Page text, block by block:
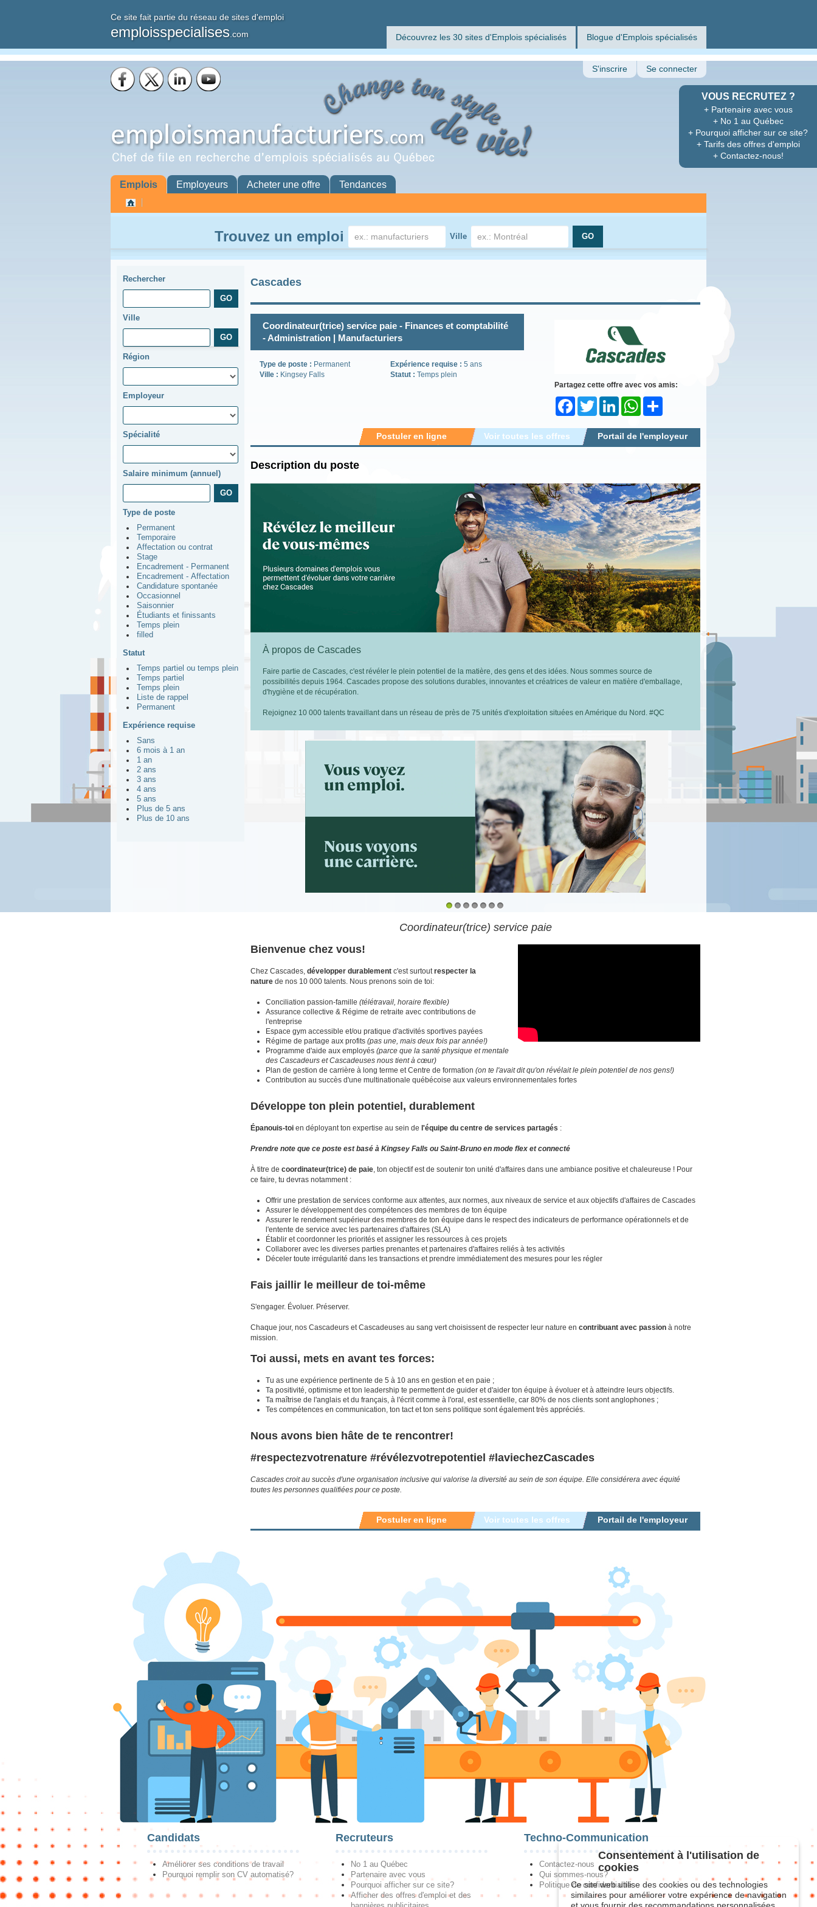
Ce site fait partie du réseau de sites d'emploi
emploisspecialises .com Découvrez les 30 sites d'Emplois spécialisés Blogue d'Emplois spécialisés
VOUS RECRUTEZ ?
+ Partenaire avec vous
+ No 1 au Québec
+ Pourquoi afficher sur ce site?
+ Tarifs des offres d'emploi
+ Contactez-nous!
S'inscrire Se connecter
Emplois Employeurs Acheter une offre Tendances
Trouvez un emploi Ville
Rechercher
Ville
Région
Employeur
Spécialité
Salaire minimum (annuel)
Type de poste
Permanent
Temporaire
Affectation ou contrat
Stage
Encadrement - Permanent
Encadrement - Affectation
Candidature spontanée
Occasionnel
Saisonnier
Étudiants et finissants
Temps plein
filled
Statut
Temps partiel ou temps plein
Temps partiel
Temps plein
Liste de rappel
Permanent
Expérience requise
Sans
6 mois à 1 an
1 an
2 ans
3 ans
4 ans
5 ans
Plus de 5 ans
Plus de 10 ans
Cascades
Coordinateur(trice) service paie - Finances et comptabilité
- Administration | Manufacturiers
Type de poste : Permanent
Ville : Kingsey Falls
Expérience requise : 5 ans
Statut : Temps plein
Partagez cette offre avec vos amis:
FacebookTwitter LinkedIn WhatsApp
Portail de l'employeur
Voir toutes les offres
Postuler en ligne
Description du poste
À propos de Cascades
Faire partie de Cascades, c'est révéler le plein potentiel de la matière, des gens et des idées. Nous sommes source de
possibilités depuis 1964. Cascades propose des solutions durables, innovantes et créatrices de valeur en matière d'emballage,
d'hygiène et de récupération.
Rejoignez 10 000 talents travaillant dans un réseau de près de 75 unités d'exploitation situées en Amérique du Nord. #QC
Coordinateur(trice) service paie
Bienvenue chez vous!
Chez Cascades, développer durablement c'est surtoutrespecter la
nature de nos 10 000 talents. Nous prenons soin de toi:
Conciliation passion-famille (télétravail, horaire flexible)
Assurance collective & Régime de retraite avec contributions de
l'entreprise
Espace gym accessible et/ou pratique d'activités sportives payées
Régime de partage aux profits (pas une, mais deux fois par année!)
Programme d'aide aux employés (parce que la santé physique et mentale
des Cascadeurs et Cascadeuses nous tient à cœur)
Plan de gestion de carrière à long terme et Centre de formation (on te l'avait dit qu'on révélait le plein potentiel de nos gens!)
Contribution au succès d'une multinationale québécoise aux valeurs environnementales fortes
Développe ton plein potentiel, durablement
Épanouis-toi en déployant ton expertise au sein de l'équipe du centre de services partagés :
Prendre note que ce poste est basé à Kingsey Falls ou Saint-Bruno en mode flex et connecté
À titre de coordinateur(trice) de paie, ton objectif est de soutenir ton unité d'affaires dans une ambiance positive et chaleureuse ! Pour
ce faire, tu devras notamment :
Offrir une prestation de services conforme aux attentes, aux normes, aux niveaux de service et aux objectifs d'affaires de Cascades
Assurer le développement des compétences des membres de ton équipe
Assurer le rendement supérieur des membres de ton équipe dans le respect des indicateurs de performance opérationnels et de
l'entente de service avec les partenaires d'affaires (SLA)
Établir et coordonner les priorités et assigner les ressources à ces projets
Collaborer avec les diverses parties prenantes et partenaires d'affaires reliés à tes activités
Déceler toute irrégularité dans les transactions et prendre immédiatement des mesures pour les régler
Fais jaillir le meilleur de toi-même
S'engager. Évoluer. Préserver.
Chaque jour, nos Cascadeurs et Cascadeuses au sang vert choisissent de respecter leur nature en contribuant avec passion à notre
mission.
Toi aussi, mets en avant tes forces:
Tu as une expérience pertinente de 5 à 10 ans en gestion et en paie ;
Ta positivité, optimisme et ton leadership te permettent de guider et d'aider ton équipe à évoluer et à atteindre leurs objectifs.
Ta maîtrise de l'anglais et du français, à l'écrit comme à l'oral, est essentielle, car 80% de nos clients sont anglophones ;
Tes compétences en communication, ton tact et ton sens politique sont également très appréciés.
Nous avons bien hâte de te rencontrer!
#respectezvotrenature #révélezvotrepotentiel #laviechezCascades
Cascades croit au succès d'une organisation inclusive qui valorise la diversité au sein de son équipe. Elle considérera avec équité
toutes les personnes qualifiées pour ce poste.
Portail de l'employeur
Voir toutes les offres
Postuler en ligne
Candidats
Améliorer ses conditions de travail
Pourquoi remplir son CV automatisé?
Recruteurs
No 1 au Québec
Partenaire avec vous
Pourquoi afficher sur ce site?
Afficher des offres d'emploi et des
Techno-Communication
Contactez-nous
Qui sommes-nous?
Politique de confidentialité
Consentement à l'utilisation de
cookies
Ce site web utilise des cookies ou des technologies
similaires pour améliorer votre expérience de navigation